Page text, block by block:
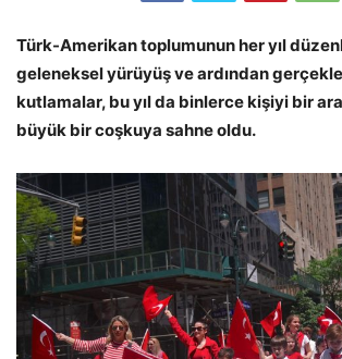
Türk-Amerikan toplumunun her yıl
geleneksel yürüyüş ve ardından
kutlamalar, bu yıl da binlerce kişiyi bir
büyük bir coşkuya sahne oldu.